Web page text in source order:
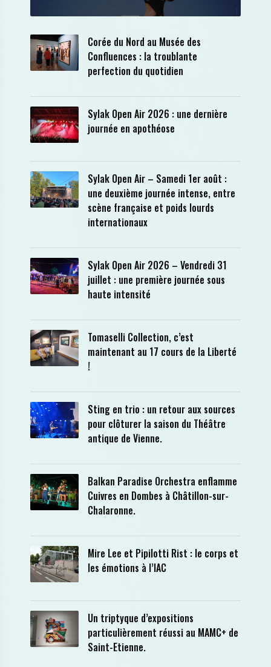
Corée du Nord au Musée des
Confluences : la troublante
perfection du quotidien
Sylak Open Air 2026 : une dernière
journée en apothéose
Sylak Open Air – Samedi 1er août :
une deuxième journée intense, entre
scène française et poids lourds
internationaux
Sylak Open Air 2026 – Vendredi 31
juillet : une première journée sous
haute intensité
Tomaselli Collection, c’est
maintenant au 17 cours de la Liberté
!
Sting en trio : un retour aux sources
pour clôturer la saison du Théâtre
antique de Vienne.
Balkan Paradise Orchestra enflamme
Cuivres en Dombes à Châtillon-sur-
Chalaronne.
Mire Lee et Pipilotti Rist : le corps et
les émotions à l’IAC
Un triptyque d’expositions
particulièrement réussi au MAMC+ de
Saint-Etienne.